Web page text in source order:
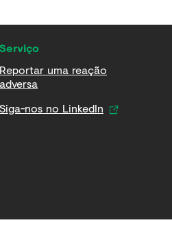
Serviço
Reportar uma reação
adversa
Siga-nos no LinkedIn